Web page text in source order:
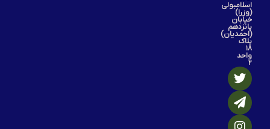
اسلامبولی
(وزرا)
خیابان
پانزدهم
(احمدیان)
پلاک
۱۸
واحد
۲